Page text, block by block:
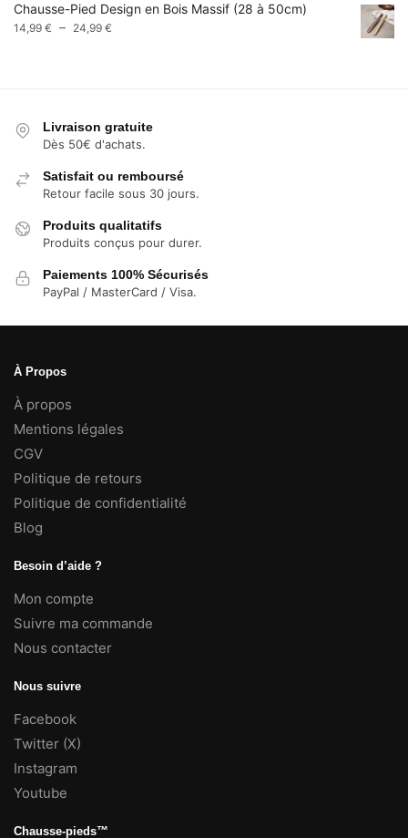
9,99 €
à
Chausse-Pied Design en Bois Massif (28 à 50cm)
14,99 € – 24,99 €
Livraison gratuite
Dès 50€ d'achats.
Satisfait ou remboursé
Retour facile sous 30 jours.
Produits qualitatifs
Produits conçus pour durer.
Paiements 100% Sécurisés
PayPal / MasterCard / Visa.
À Propos
À propos
Mentions légales
CGV
Politique de retours
Politique de confidentialité
Blog
Besoin d’aide ?
Mon compte
Suivre ma commande
Nous contacter
Nous suivre
Facebook
Twitter (X)
Instagram
Youtube
Chausse-pieds™